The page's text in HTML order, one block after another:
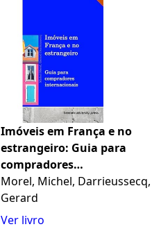
Imóveis em França e no
estrangeiro: Guia para
compradores
internacionais (Portuguese
Edition)
Morel, Michel, Darrieussecq,
Gerard
Ver livro